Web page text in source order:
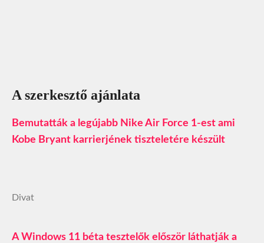
A szerkesztő ajánlata
Bemutatták a legújabb Nike Air Force 1-est ami
Kobe Bryant karrierjének tiszteletére készült
Divat
A Windows 11 béta tesztelők először láthatják a